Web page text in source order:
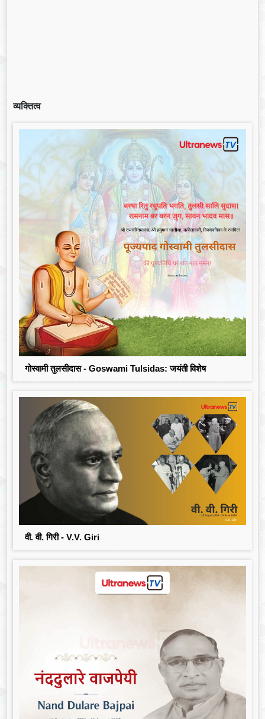
व्यक्तित्व
गोस्वामी तुलसीदास - Goswami Tulsidas: जयंती विशेष
वी. वी. गिरी - V.V. Giri